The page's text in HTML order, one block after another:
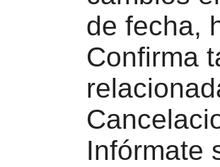
de fecha,
Confirma
Infórmate